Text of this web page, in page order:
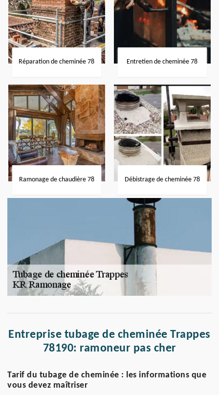
Réparation de cheminée 78 Entretien de cheminée 78
Ramonage de chaudière 78 Débistrage de cheminée 78
Entreprise tubage de cheminée Trappes
78190: ramoneur pas cher
Tarif du tubage de cheminée : les informations que
vous devez maîtriser